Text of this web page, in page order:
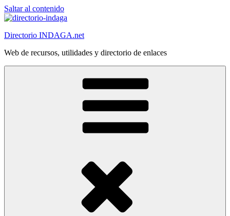
Saltar al contenido
Directorio INDAGA.net
Web de recursos, utilidades y directorio de enlaces